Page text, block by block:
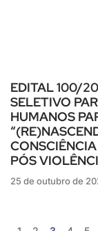
EDITAL 100/
SELETIVO
HUMANOS
PÓS
25 de outubro de